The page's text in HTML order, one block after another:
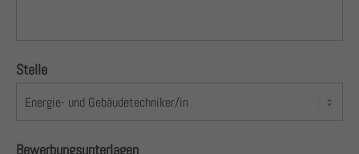
Stelle
Bewerbungsunterlagen